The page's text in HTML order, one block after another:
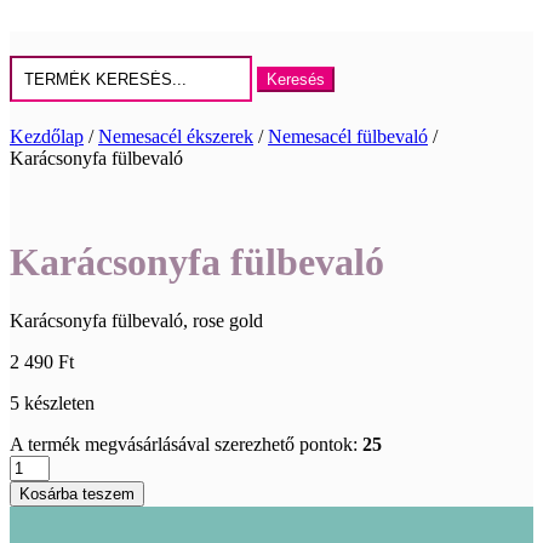
Keresés
erre:
Kezdőlap /Nemesacél ékszerek /Nemesacél fülbevaló /
Karácsonyfa fülbevaló
Karácsonyfa fülbevaló
Karácsonyfa fülbevaló, rose gold
2 490 Ft
5 készleten
A termék megvásárlásával szerezhető pontok: 25
Karácsonyfa
fülbevaló
mennyiség
Kosárba teszem